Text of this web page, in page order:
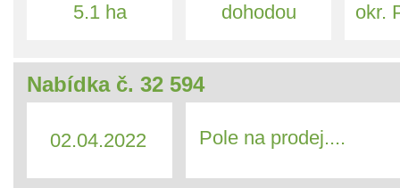
5.1 ha dohodou okr.
Nabídka č. 32 594
02.04.2022 Pole na prodej....